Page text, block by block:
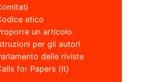
etico
un articolo
per gli autori
delle riviste
for Papers (It)